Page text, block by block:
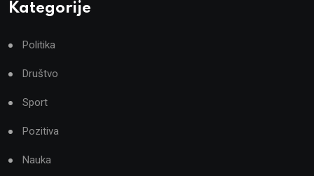
Kategorije
Politika
Društvo
Sport
Pozitiva
Nauka